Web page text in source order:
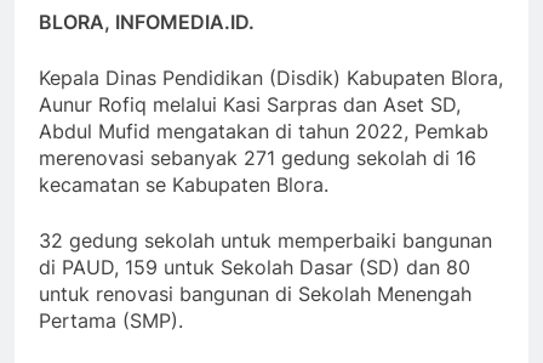
BLORA, INFOMEDIA.ID.
Kepala Dinas Pendidikan (Disdik) Kabupaten Blora,
Aunur Rofiq melalui Kasi Sarpras dan Aset SD,
Abdul Mufid mengatakan di tahun 2022, Pemkab
merenovasi sebanyak 271 gedung sekolah di 16
kecamatan se Kabupaten Blora.
32 gedung sekolah untuk memperbaiki bangunan
di PAUD, 159 untuk Sekolah Dasar (SD) dan 80
untuk renovasi bangunan di Sekolah Menengah
Pertama (SMP).